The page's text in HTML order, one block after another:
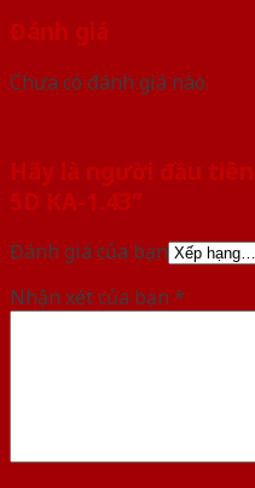
Đánh giá
Chưa có đánh giá nào.
Hãy là người đầu
5D KA-1.43”
Đánh giá của bạn
Nhận xét của bạn *